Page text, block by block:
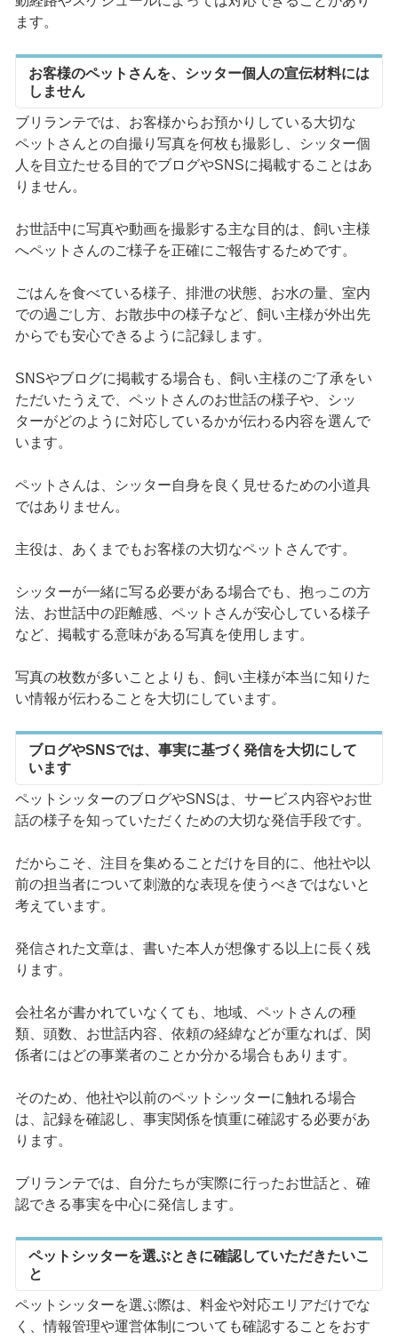
ます。
お客様のペットさんを、シッター個人の宣伝材料には
しません
ブリランテでは、お客様からお預かりしている大切な
ペットさんとの自撮り写真を何枚も撮影し、シッター個
人を目立たせる目的でブログやSNSに掲載することはあ
りません。
お世話中に写真や動画を撮影する主な目的は、飼い主様
へペットさんのご様子を正確にご報告するためです。
ごはんを食べている様子、排泄の状態、お水の量、室内
での過ごし方、お散歩中の様子など、飼い主様が外出先
からでも安心できるように記録します。
SNSやブログに掲載する場合も、飼い主様のご了承をい
ただいたうえで、ペットさんのお世話の様子や、シッ
ターがどのように対応しているかが伝わる内容を選んで
います。
ペットさんは、シッター自身を良く見せるための小道具
ではありません。
主役は、あくまでもお客様の大切なペットさんです。
シッターが一緒に写る必要がある場合でも、抱っこの方
法、お世話中の距離感、ペットさんが安心している様子
など、掲載する意味がある写真を使用します。
写真の枚数が多いことよりも、飼い主様が本当に知りた
い情報が伝わることを大切にしています。
ブログやSNSでは、事実に基づく発信を大切にして
います
ペットシッターのブログやSNSは、サービス内容やお世
話の様子を知っていただくための大切な発信手段です。
だからこそ、注目を集めることだけを目的に、他社や以
前の担当者について刺激的な表現を使うべきではないと
考えています。
発信された文章は、書いた本人が想像する以上に長く残
ります。
会社名が書かれていなくても、地域、ペットさんの種
類、頭数、お世話内容、依頼の経緯などが重なれば、関
係者にはどの事業者のことか分かる場合もあります。
そのため、他社や以前のペットシッターに触れる場合
は、記録を確認し、事実関係を慎重に確認する必要があ
ります。
ブリランテでは、自分たちが実際に行ったお世話と、確
認できる事実を中心に発信します。
ペットシッターを選ぶときに確認していただきたいこ
と
ペットシッターを選ぶ際は、料金や対応エリアだけでな
く、情報管理や運営体制についても確認することをおす